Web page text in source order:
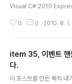
Visual C# 2010
bi.com/blog/299 - 좋은
쉽게 말해서, 프로그램 행
린다. 로그를 남기는게 왜
0 0 2010. 8. 1.
item 35, 이벤트
다.
이 포스트를 만든 목적